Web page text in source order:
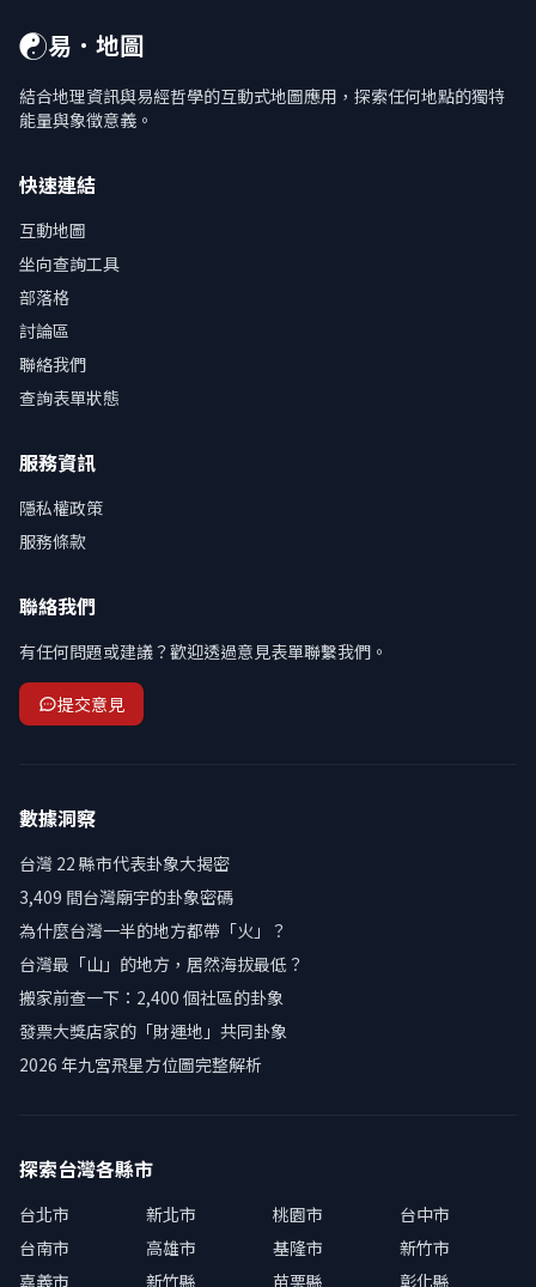
☯易．地圖
結合地理資訊與易經哲學的互動式地圖應用，探索任何地點的獨特
能量與象徵意義。
快速連結
互動地圖
坐向查詢工具
部落格
討論區
聯絡我們
查詢表單狀態
服務資訊
隱私權政策
服務條款
聯絡我們
有任何問題或建議？歡迎透過意見表單聯繫我們。
提交意見
數據洞察
台灣 22 縣市代表卦象大揭密
3,409 間台灣廟宇的卦象密碼
為什麼台灣一半的地方都帶「火」？
台灣最「山」的地方，居然海拔最低？
搬家前查一下：2,400 個社區的卦象
發票大獎店家的「財運地」共同卦象
2026 年九宮飛星方位圖完整解析
探索台灣各縣市
台北市 新北市 桃園市
台中市
台南市
高雄市 基隆市
新竹市
嘉義市
新竹縣 苗栗縣 彰化縣